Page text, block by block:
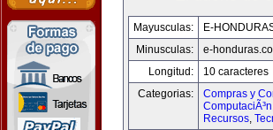
Mayusculas:
E-
Minusculas:
e-
Longitud:
10 caracteres
Categorias:
Compras y
ComputaciÃ³n
Recursos,